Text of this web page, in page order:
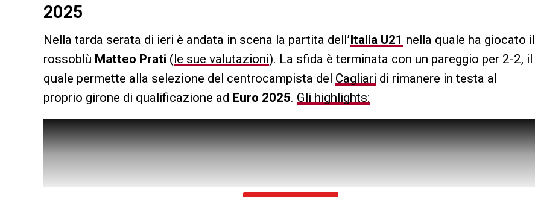
2025
Nella tarda serata di ieri è andata in scena la partita dell’Italia U21 nella quale ha giocato il
rossoblù Matteo Prati (le sue valutazioni). La sfida è terminata con un pareggio per 2-2, il
quale permette alla selezione del centrocampista del Cagliari di rimanere in testa al
proprio girone di qualificazione ad Euro 2025. Gli highlights: